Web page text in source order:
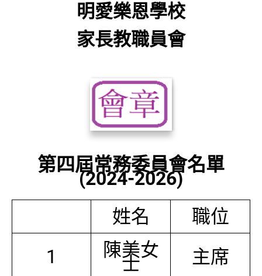
明愛樂恩學校
家長教職員會
第四屆常務委員會名單
(2024-2026)
姓名
職位
1
陳美女
士 主席